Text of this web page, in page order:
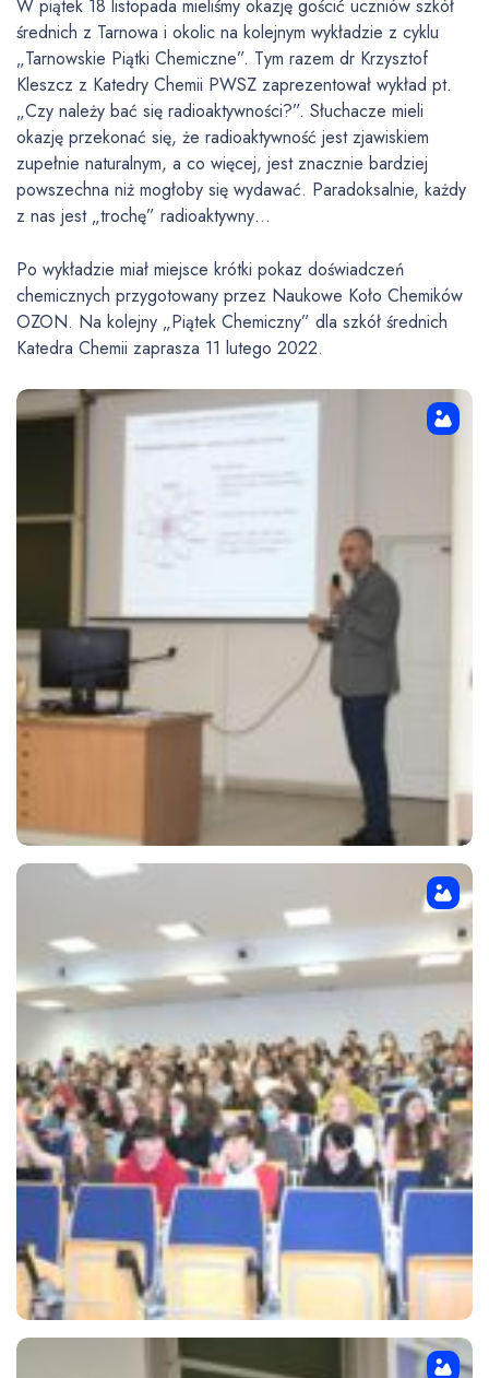
W piątek 18 listopada mieliśmy okazję gościć uczniów szkół
średnich z Tarnowa i okolic na kolejnym wykładzie z cyklu
„Tarnowskie Piątki Chemiczne”. Tym razem dr Krzysztof
Kleszcz z Katedry Chemii PWSZ zaprezentował wykład pt.
„Czy należy bać się radioaktywności?”. Słuchacze mieli
okazję przekonać się, że radioaktywność jest zjawiskiem
zupełnie naturalnym, a co więcej, jest znacznie bardziej
powszechna niż mogłoby się wydawać. Paradoksalnie, każdy
z nas jest „trochę” radioaktywny…
Po wykładzie miał miejsce krótki pokaz doświadczeń
chemicznych przygotowany przez Naukowe Koło Chemików
OZON. Na kolejny „Piątek Chemiczny” dla szkół średnich
Katedra Chemii zaprasza 11 lutego 2022.